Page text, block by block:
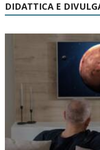
DIDATTICA E